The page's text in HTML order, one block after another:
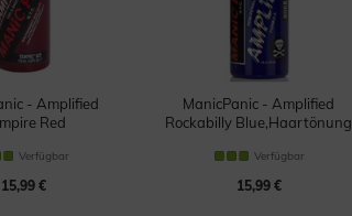
- Amplified
Red
Verfügbar
15,99 €
ManicPanic - Amplified
Rockabilly Blue,Haartönung
Verfügbar
15,99 €